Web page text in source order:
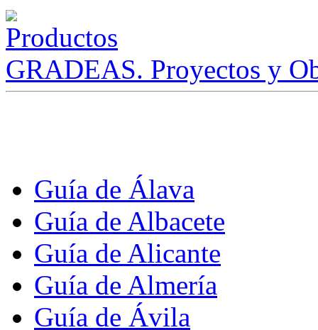
GRADEAS. Proyectos y
Guía de Álava
Guía de Albacete
Guía de Alicante
Guía de Almería
Guía de Ávila